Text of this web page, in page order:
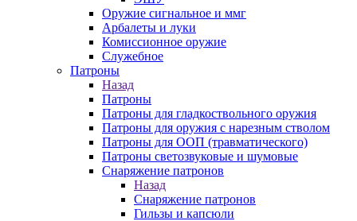
Оружие сигнальное и ммг
Арбалеты и луки
Комиссионное оружие
Служебное
Патроны
Назад
Патроны
Патроны для гладкоствольного оружия
Патроны для оружия с нарезным стволом
Патроны для ООП (травматического)
Патроны светозвуковые и шумовые
Снаряжение патронов
Назад
Снаряжение патронов
Гильзы и капсюли